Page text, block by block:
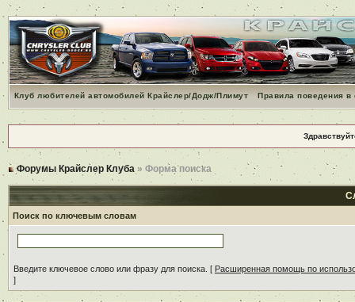
Клуб любителей автомобилей Крайслер/Додж/Плимут Правила поведения
Форумы Крайслер Клуба » Форма поиска
Поиск по ключевым словам
Введите ключевое слово или фразу для поиска. [ Расширенная помощь по
]